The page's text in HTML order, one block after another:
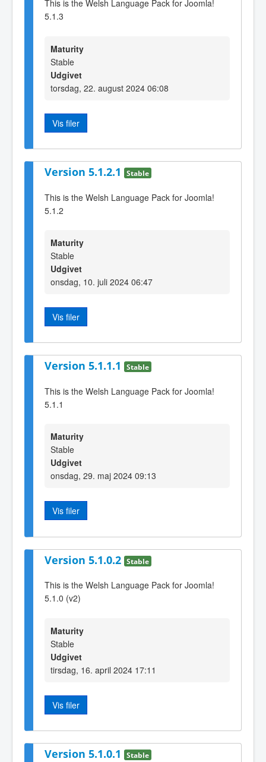
This is the Welsh Language Pack for Joomla!
5.1.3
Maturity
Stable
Udgivet
torsdag, 22. august 2024 06:08
Vis filer
Version 5.1.2.1 Stable
This is the Welsh Language Pack for Joomla!
5.1.2
Maturity
Stable
Udgivet
onsdag, 10. juli 2024 06:47
Vis filer
Version 5.1.1.1 Stable
This is the Welsh Language Pack for Joomla!
5.1.1
Maturity
Stable
Udgivet
onsdag, 29. maj 2024 09:13
Vis filer
Version 5.1.0.2 Stable
This is the Welsh Language Pack for Joomla!
5.1.0 (v2)
Maturity
Stable
Udgivet
tirsdag, 16. april 2024 17:11
Vis filer
Version 5.1.0.1 Stable